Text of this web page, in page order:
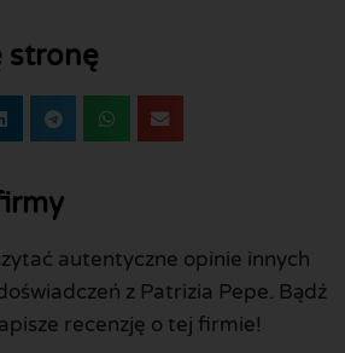
stronę
autentyczne opinie innych
z Patrizia Pepe. Bądź
recenzję o tej firmie!